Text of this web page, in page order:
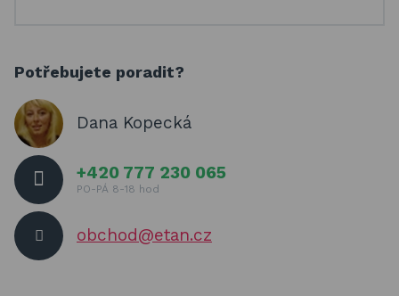
Potřebujete poradit?
Dana Kopecká
+420 777 230 065
PO-PÁ 8-18 hod
obchod@etan.cz